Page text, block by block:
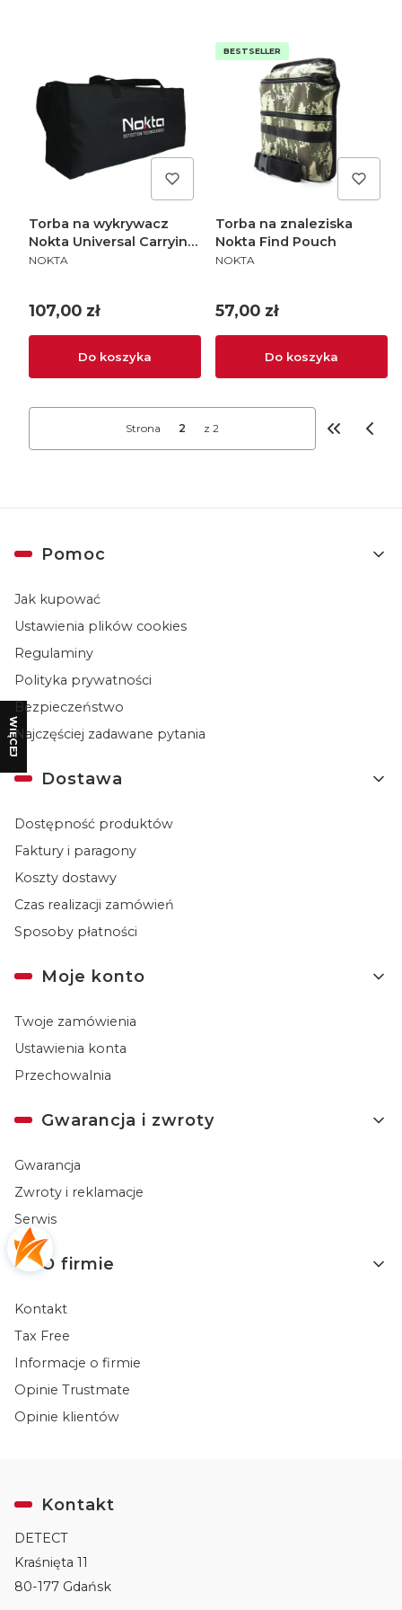
WIĘCEJ
Torba na wykrywacz
Nokta Universal Carrying
Bag
PRODUCENT
NOKTA
Cena
107,00 zł
Do koszyka
BESTSELLER
Torba na znaleziska
Nokta Find Pouch
PRODUCENT
NOKTA
Cena
57,00 zł
Do koszyka
Wróć do
Strona z 2
Linki w stopce
Pomoc
Jak kupować
Ustawienia plików cookies
Regulaminy
Polityka prywatności
Bezpieczeństwo
Najczęściej zadawane pytania
Dostawa
Dostępność produktów
Faktury i paragony
Koszty dostawy
Czas realizacji zamówień
Sposoby płatności
Moje konto
Twoje zamówienia
Ustawienia konta
Przechowalnia
Gwarancja i zwroty
Gwarancja
Zwroty i reklamacje
Serwis
O firmie
Kontakt
Tax Free
Informacje o firmie
Opinie Trustmate
Opinie klientów
Kontakt
DETECT
Kraśnięta 11
80-177 Gdańsk